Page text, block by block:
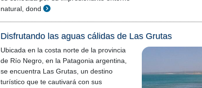
natural, dond
Disfrutando las aguas cálidas de Las Grutas
Ubicada en la costa norte de la provincia
de Río Negro, en la Patagonia argentina,
se encuentra Las Grutas, un destino
turístico que te cautivará con sus